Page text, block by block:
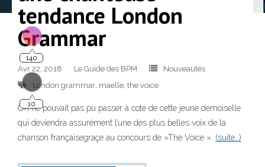
tendance London
Grammar
Avr 22, 2018 Le Guide des BPM
Nouveautés
London grammar, maelle, the voice
On ne pouvait pas pu passer à coté de cette jeune demoiselle
qui deviendra assurément l’une des plus belles voix de la
chanson françaisegraçe au concours de »The Voice ». (suite…)
140
10